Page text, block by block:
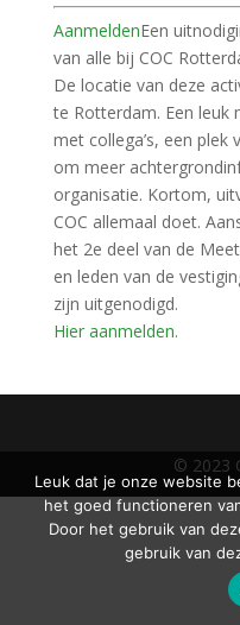
AanmeldenEen
van alle bij COC
De locatie van deze
te Rotterdam. Een leuk
met collega’s, een plek
om meer
organisatie. Kortom,
COC allemaal doet.
het 2e deel van de
en leden van de
zijn uitgenodigd.
Hier aanmelden.
© 2023
Leuk dat je onze website
het goed functioneren
Door het gebruik van
gebruik van